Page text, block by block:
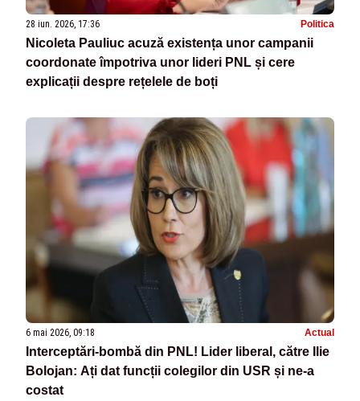
28 iun. 2026, 17:36 Politica
Nicoleta Pauliuc acuză existența unor campanii
coordonate împotriva unor lideri PNL și cere
explicații despre rețelele de boți
6 mai 2026, 09:18 Actual
Interceptări-bombă din PNL! Lider liberal, către Ilie
Bolojan: Ați dat funcții colegilor din USR și ne-a
costat